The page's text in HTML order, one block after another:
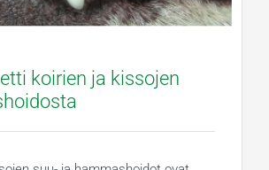
koirien ja kissojen